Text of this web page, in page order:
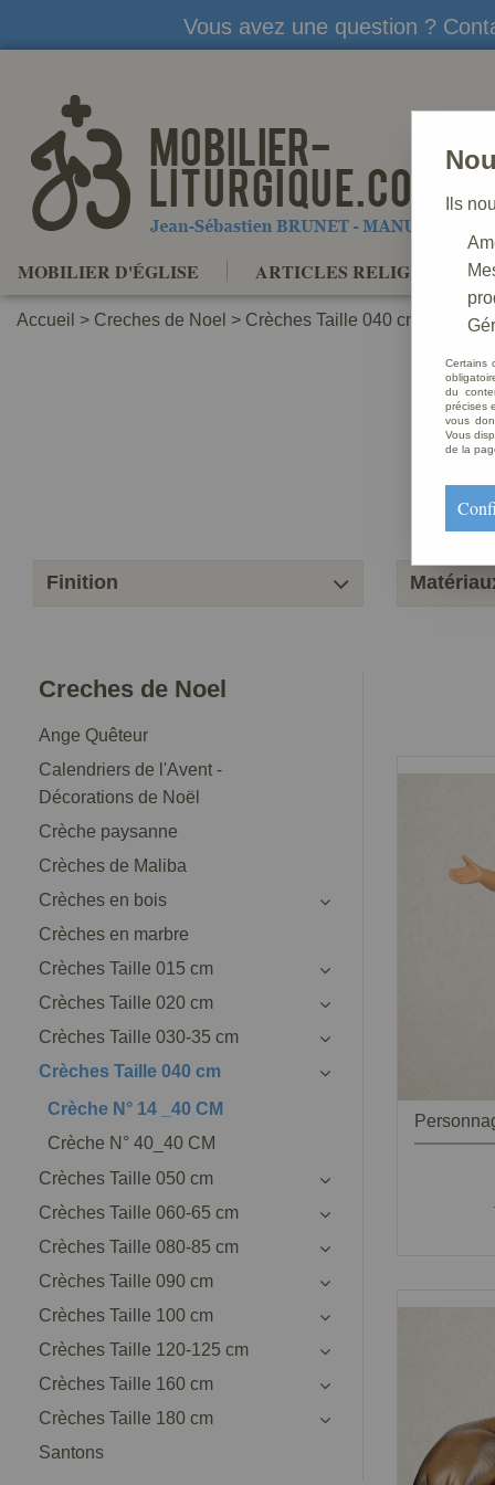
Vous avez une question ?
MOBILIER D'ÉGLISE ARTICLES RELIGIEUX
Accueil > Creches de Noel > Crèches Taille 040 cm
Finition
Creches de Noel
Ange Quêteur
Calendriers de l'Avent -
Décorations de Noël
Crèche paysanne
Crèches de Maliba
Crèches en bois
Crèches en marbre
Crèches Taille 015 cm
Crèches Taille 020 cm
Crèches Taille 030-35 cm
Crèches Taille 040 cm
Crèche N° 14 _40 CM
Crèche N° 40_40 CM
Crèches Taille 050 cm
Crèches Taille 060-65 cm
Crèches Taille 080-85 cm
Crèches Taille 090 cm
Crèches Taille 100 cm
Crèches Taille 120-125 cm
Crèches Taille 160 cm
Crèches Taille 180 cm
Santons
Ils
Certains
du
précises
vous
Vous
de la